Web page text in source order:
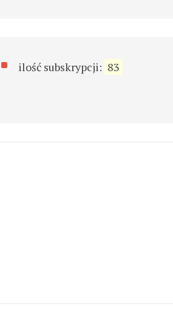
ilość subskrypcji: 83